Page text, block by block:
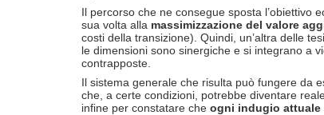
Il percorso che ne consegue sposta l’obiettivo
sua volta alla massimizzazione del valore
costi della transizione). Quindi, un’altra delle
le dimensioni sono sinergiche e si integrano a
contrapposte.
Il sistema generale che risulta può fungere da
che, a certe condizioni, potrebbe diventare
infine per constatare che ogni indugio attuale